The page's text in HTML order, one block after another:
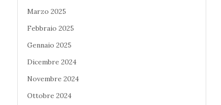
Marzo 2025
Febbraio 2025
Gennaio 2025
Dicembre 2024
Novembre 2024
Ottobre 2024